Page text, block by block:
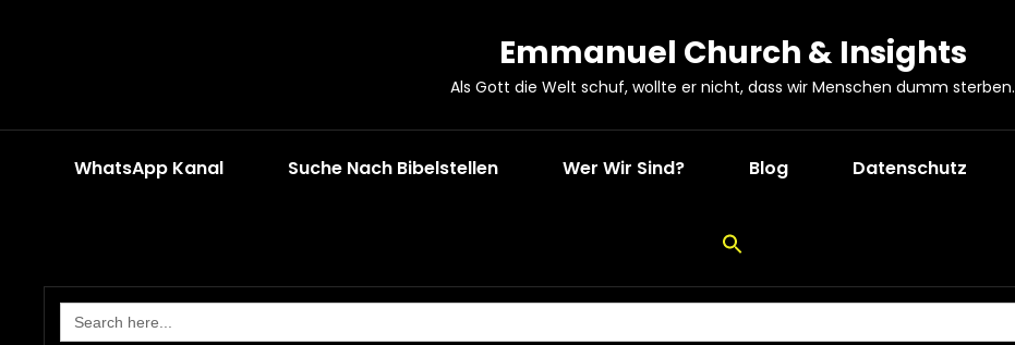
Emmanuel Church & Insights
Als Gott die Welt schuf, wollte er nicht, dass wir Menschen dumm sterben.
WhatsApp Kanal Suche Nach Bibelstellen Wer Wir Sind? Blog Datenschutz
Search
for: